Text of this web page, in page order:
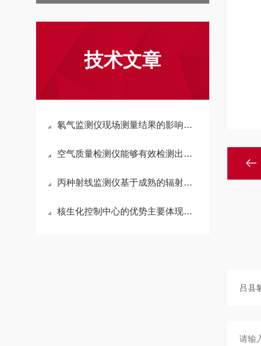
技术文章
氡气监测仪现场测量结果的影响规律
空气质量检测仪能够有效检测出微小的空气污染物
丙种射线监测仪基于成熟的辐射探测技术
核生化控制中心的优势主要体现在三个方面